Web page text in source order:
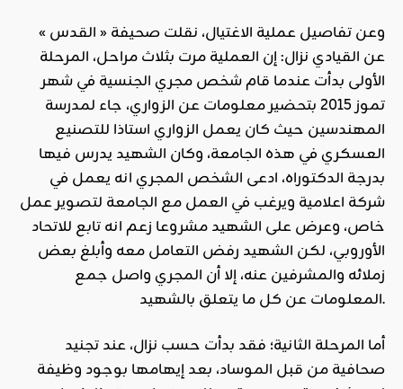
وعن تفاصيل عملية الاغتيال، نقلت صحيفة « القدس »
عن القيادي نزال: إن العملية مرت بثلاث مراحل، المرحلة
الأولى بدأت عندما قام شخص مجري الجنسية في شهر
تموز 2015 بتحضير معلومات عن الزواري، جاء لمدرسة
المهندسين حيث كان يعمل الزواري استاذا للتصنيع
العسكري في هذه الجامعة، وكان الشهيد يدرس فيها
بدرجة الدكتوراه، ادعى الشخص المجري انه يعمل في
شركة اعلامية ويرغب في العمل مع الجامعة لتصوير عمل
خاص، وعرض على الشهيد مشروعا زعم انه تابع للاتحاد
الأوروبي، لكن الشهيد رفض التعامل معه وأبلغ بعض
زملائه والمشرفين عنه، إلا أن المجري واصل جمع
المعلومات عن كل ما يتعلق بالشهيد.
أما المرحلة الثانية؛ فقد بدأت حسب نزال، عند تجنيد
صحافية من قبل الموساد، بعد إيهامها بوجود وظيفة